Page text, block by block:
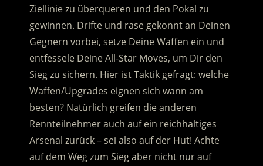
Ziellinie zu überqueren und den Pokal zu
gewinnen. Drifte und rase gekonnt an Deinen
Gegnern vorbei, setze Deine Waffen ein und
entfessele Deine All-Star Moves, um Dir den
Sieg zu sichern. Hier ist Taktik gefragt: welche
Waffen/Upgrades eignen sich wann am
besten? Natürlich greifen die anderen
Rennteilnehmer auch auf ein reichhaltiges
Arsenal zurück – sei also auf der Hut! Achte
auf dem Weg zum Sieg aber nicht nur auf